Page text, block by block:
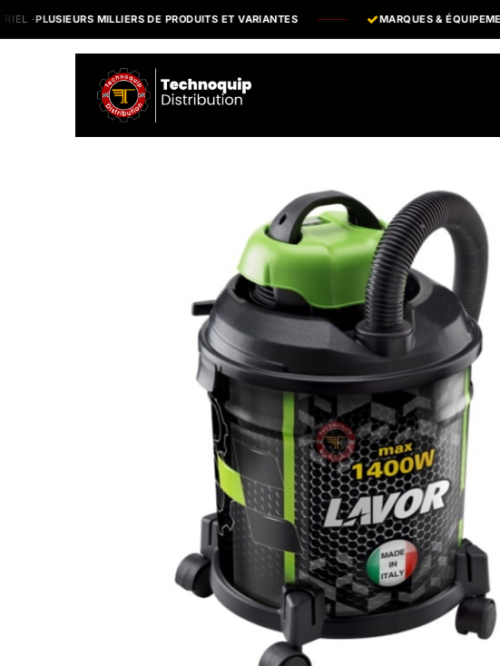
PLUSIEURS MILLIERS DE PRODUITS ET VARIANTES MARQUES & ÉQUIPEMENTS